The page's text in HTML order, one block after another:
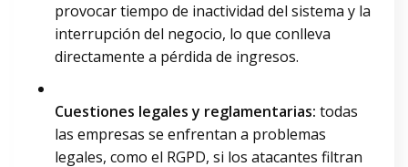
provocar tiempo de inactividad del sistema y la
interrupción del negocio, lo que conlleva
directamente a pérdida de ingresos.
Cuestiones legales y reglamentarias: todas
las empresas se enfrentan a problemas
legales, como el RGPD, si los atacantes filtran